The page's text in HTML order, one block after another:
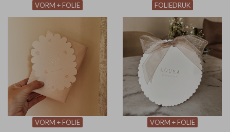
VORM + FOLIE FOLIEDRUK
VORM + FOLIE VORM + FOLIE